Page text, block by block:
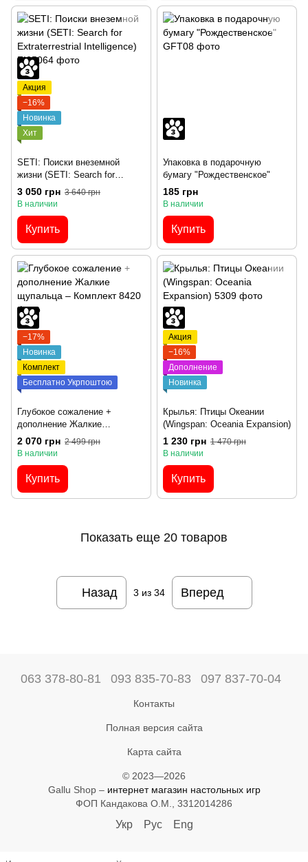
Акция
−16%
Новинка
Хит
SETI: Поиски внеземной
жизни (SETI: Search for
Extraterrestrial Intelligence)
3 050 грн 3 640 грн
В наличии
Купить
Упаковка в подарочную
бумагу "Рождественское"
185 грн
В наличии
Купить
−17%
Новинка
Комплект
Бесплатно Укрпоштою
Глубокое сожаление +
дополнение Жалкие
щупальца – Комплект
2 070 грн 2 499 грн
В наличии
Купить
Акция
−16%
Дополнение
Новинка
Крылья: Птицы Океании
(Wingspan: Oceania Expansion)
1 230 грн 1 470 грн
В наличии
Купить
Показать еще 20 товаров
Назад 3 из 34 Вперед
063 378-80-81 093 835-70-83 097 837-70-04
Контакты
Полная версия сайта
Карта сайта
© 2023—2026
Gallu Shop – интернет магазин настольных игр
ФОП Кандакова О.М., 3312014286
Укр Рус Eng